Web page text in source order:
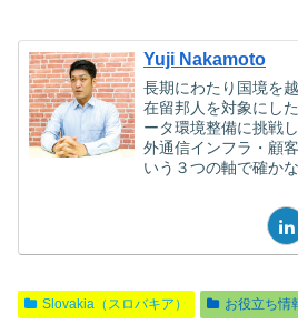
Yuji Nakamoto
長期にわたり国境を
在留邦人を対象にし
ータ環境整備に挑戦
外通信インフラ・顧
いう３つの軸で確かな
Slovakia（スロバキア） お役立ち情